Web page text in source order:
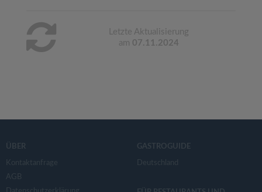
Letzte Aktualisierung
am 07.11.2024
ÜBER
Kontaktanfrage
AGB
GASTROGUIDE
Deutschland